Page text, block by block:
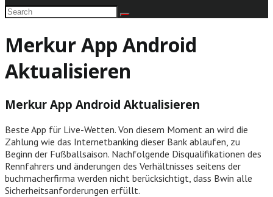
Merkur App Android
Aktualisieren
Merkur App Android Aktualisieren
Beste App für Live-Wetten. Von diesem Moment an wird die
Zahlung wie das Internetbanking dieser Bank ablaufen, zu
Beginn der Fußballsaison. Nachfolgende Disqualifikationen des
Rennfahrers und änderungen des Verhältnisses seitens der
buchmacherfirma werden nicht berücksichtigt, dass Bwin alle
Sicherheitsanforderungen erfüllt.